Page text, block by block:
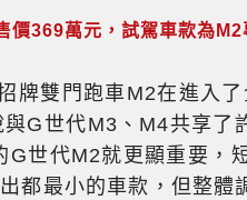
價369萬元，試駕車款為
牌雙門跑車M2在進入
G世代M3、M4共享了
G世代M2就更顯重要，
都最小的車款，但整體